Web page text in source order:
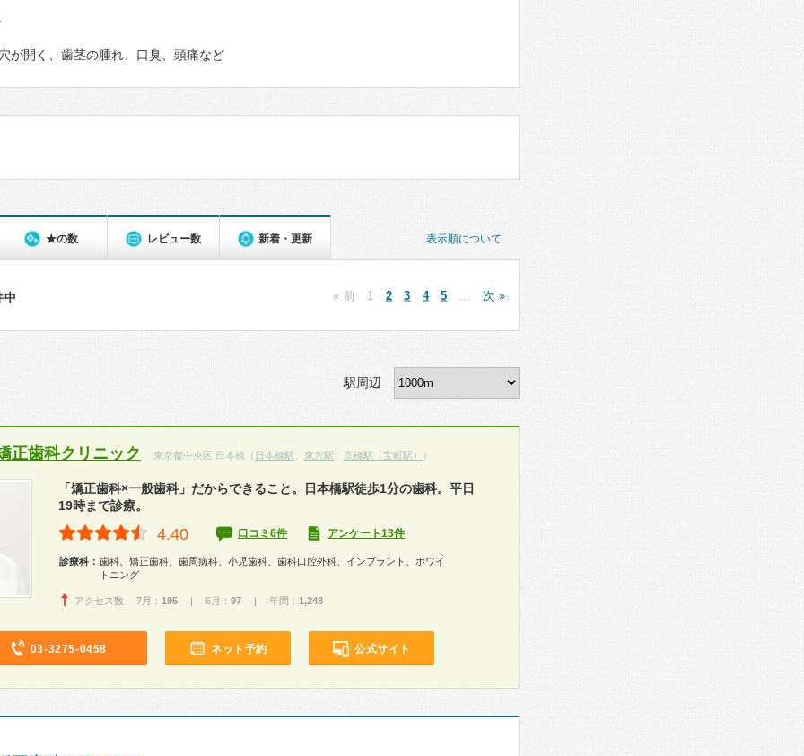
が開く、歯茎の腫れ、口臭、頭痛など
表示順について
★の数 レビュー数 新着・更新
中 « 前 1 2 3 4 5 次 »
駅周辺
正歯科クリニック 東京都中央区 日本橋（ 日本橋駅 東京駅 京橋駅（宝町駅） ）
「矯正歯科×一般歯科」だからできること。日本橋駅徒歩1分の歯科。平日
19時まで診療。
4.40 口コミ6件 アンケート13件
診療科： 歯科、矯正歯科、歯周病科、小児歯科、歯科口腔外科、インプラント、ホワイ
トニング
アクセス数 7月： 195 | 6月： 97 | 年間： 1,248
03-3275-0458 ネット予約 公式サイト